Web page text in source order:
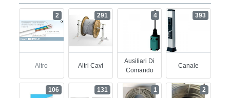
Altro
2
Altri Cavi
291
Ausiliari Di
Comando
4
Canale
393
106 131 1 2